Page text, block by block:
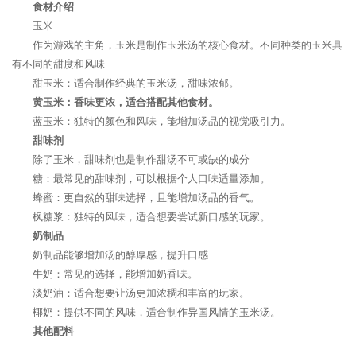
食材介绍
玉米
作为游戏的主角，玉米是制作玉米汤的核心食材。不同种类的玉米具
有不同的甜度和风味
甜玉米：适合制作经典的玉米汤，甜味浓郁。
黄玉米：香味更浓，适合搭配其他食材。
蓝玉米：独特的颜色和风味，能增加汤品的视觉吸引力。
甜味剂
除了玉米，甜味剂也是制作甜汤不可或缺的成分
糖：最常见的甜味剂，可以根据个人口味适量添加。
蜂蜜：更自然的甜味选择，且能增加汤品的香气。
枫糖浆：独特的风味，适合想要尝试新口感的玩家。
奶制品
奶制品能够增加汤的醇厚感，提升口感
牛奶：常见的选择，能增加奶香味。
淡奶油：适合想要让汤更加浓稠和丰富的玩家。
椰奶：提供不同的风味，适合制作异国风情的玉米汤。
其他配料